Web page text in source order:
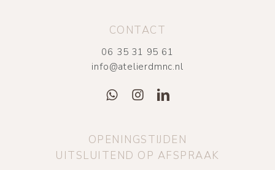
CONTACT
06 35 31 95 61
info@atelierdmnc.nl
OPENINGSTIJDEN
UITSLUITEND OP AFSPRAAK